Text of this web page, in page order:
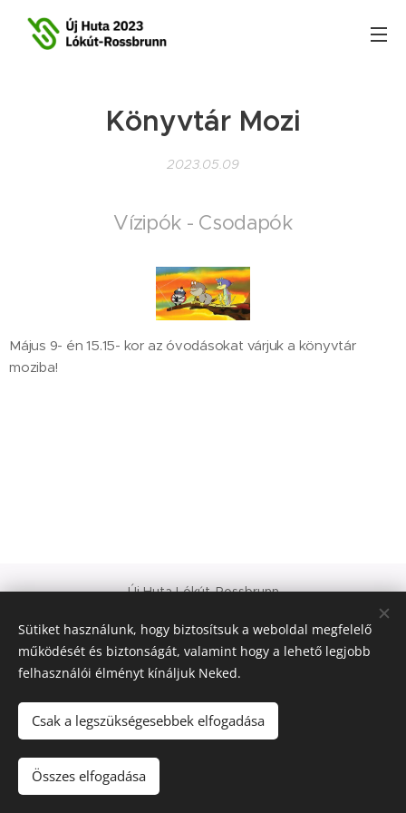
Könyvtár Mozi
2023.05.09
Vízipók - Csodapók
Május 9- én 15.15- kor az óvodásokat várjuk a könyvtár
moziba!
Új Huta Lókút-Rossbrunn
Európa Kultúrális Fővárosa
PAJTA PROJEKT
© 2021 Minden jog fenntartva
Magyar
Sütiket használunk, hogy biztosítsuk a weboldal megfelelő
működését és biztonságát, valamint hogy a lehető legjobb
felhasználói élményt kínáljuk Neked.
Csak a legszükségesebbek elfogadása
Összes elfogadása